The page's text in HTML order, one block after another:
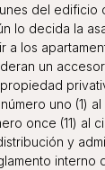
del edificio
lo decida la
a los
un
uno (1)
once (11) al
y
interno